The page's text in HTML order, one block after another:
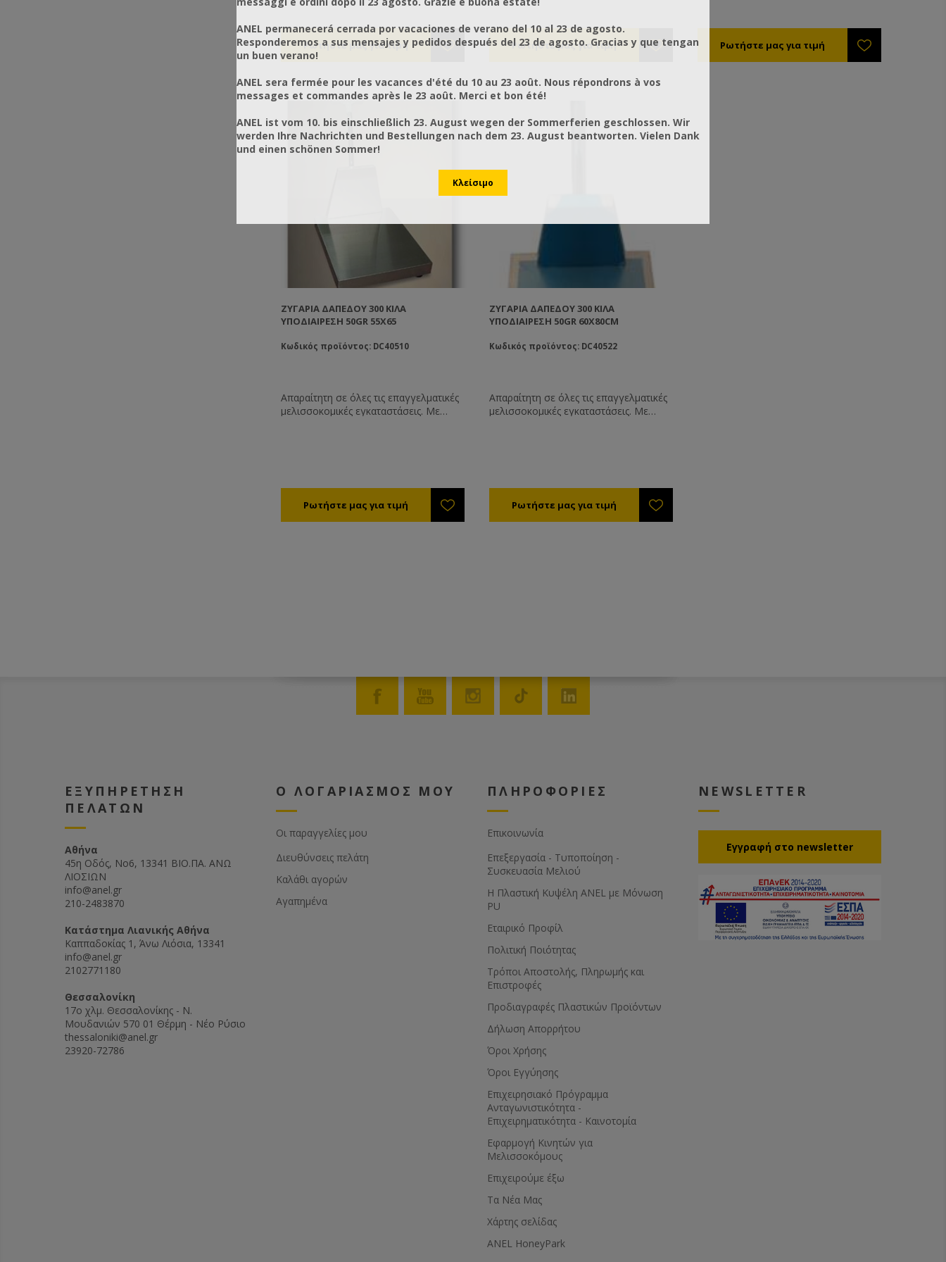
τις λαϊκές αγορές.
τις λαϊκές αγορές.
δυνατότητα να εκτυπώνουν τις
υπολογισμένες τιμές με συμπερίληψη
ΖΥΓΑΡΙΆ ΔΑΠΈΔΟΥ 300 ΚΙΛΆ
ΥΠΟΔΙΑΊΡΕΣΗ 50GR 55X65
Κωδικός προϊόντος: DC40510
Απαραίτητη σε όλες τις επαγγελματικές
μελισσοκομικές εγκαταστάσεις. Με
δυνατότητα να εκτυπώνουν τις
υπολογισμένες τιμές με συμπερίληψη
ΖΥΓΑΡΙΆ ΔΑΠΈΔΟΥ 300 ΚΙΛΆ
ΥΠΟΔΙΑΊΡΕΣΗ 50GR 60Χ80CM
Κωδικός προϊόντος: DC40522
Απαραίτητη σε όλες τις επαγγελματικές
μελισσοκομικές εγκαταστάσεις. Με
ΕΞΥΠΗΡΕΤΗΣΗ
ΠΕΛΑΤΩΝ
Αθήνα
45η Οδός, Νο6, 13341 ΒΙΟ.ΠΑ. ΑΝΩ
ΛΙΟΣΙΩΝ
info@anel.gr
210-2483870
Kατάστημα Λιανικής Αθήνα
Καππαδοκίας 1, Άνω Λιόσια, 13341
info@anel.gr
2102771180
Θεσσαλονίκη
17ο χλμ. Θεσσαλονίκης - Ν.
Μουδανιών 570 01 Θέρμη - Νέο Ρύσιο
thessaloniki@anel.gr
23920-72786
Ο ΛΟΓΑΡΙΑΣΜΟΣ ΜΟΥ
Οι παραγγελίες μου
Διευθύνσεις πελάτη
Καλάθι αγορών
Αγαπημένα
ΠΛΗΡΟΦΟΡΙΕΣ
Επικοινωνία
Επεξεργασία - Τυποποίηση -
Συσκευασία Μελιού
Η Πλαστική Κυψέλη ANEL με Μόνωση
PU
Εταιρικό Προφίλ
Πολιτική Ποιότητας
Τρόποι Αποστολής, Πληρωμής και
Επιστροφές
Προδιαγραφές Πλαστικών Προϊόντων
Δήλωση Απορρήτου
Όροι Χρήσης
Όροι Εγγύησης
Eπιχειρησιακό Πρόγραμμα
Ανταγωνιστικότητα -
Επιχειρηματικότητα - Καινοτομία
Εφαρμογή Κινητών για
Μελισσοκόμους
Επιχειρούμε έξω
Τα Νέα Μας
Χάρτης σελίδας
ANEL HoneyPark
NEWSLETTER
Eγγραφή στο newsletter
ANEL permanecerá cerrada por vacaciones de verano del 10 al 23 de agosto.
Responderemos a sus mensajes y pedidos después del 23 de agosto. Gracias y que tengan
un buen verano!
ANEL sera fermée pour les vacances d'été du 10 au 23 août. Nous répondrons à vos
messages et commandes après le 23 août. Merci et bon été!
ANEL ist vom 10. bis einschließlich 23. August wegen der Sommerferien geschlossen. Wir
werden Ihre Nachrichten und Bestellungen nach dem 23. August beantworten. Vielen Dank
und einen schönen Sommer!